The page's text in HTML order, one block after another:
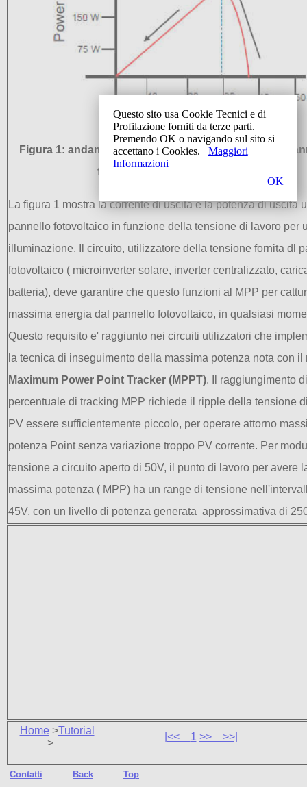
Figura 1: andamento della corrente e potenza di un
fuznione della tensione di lavoro
La figura 1 mostra la corrente di uscita e la potenza di uscita
pannello fotovoltaico in funzione della tensione di lavoro per
illuminazione.
circuito, utilizzatore della tensione fornita dl
fotovoltaico ( microinverter solare, inverter centralizzato,
batteria), deve garantire che questo funzioni al MPP per
massima energia dal pannello fotovoltaico, in qualsiasi
Questo requisito e' raggiunto nei circuiti utilizzatori che
la tecnica di inseguimento della massima potenza nota con
Maximum Power Point Tracker (MPPT).
Il raggiungimento di
percentuale di tracking MPP richiede il ripple della tensione
PV essere sufficientemente piccolo, per operare attorno
potenza Point senza variazione troppo PV corrente. Per
tensione a circuito aperto di 50V, il punto di lavoro per avere
massima potenza ( MPP) ha un range di tensione
45V, con un livello di potenza generata approssimativa di
Home >Tutorial
>
|<< 1 >> >>|
Contatti Back Top
Questo sito usa Cookie Tecnici e di
Profilazione forniti da terze parti.
Premendo OK o navigando sul sito si
accettano i Cookies.
Maggiori
Informazioni
OK